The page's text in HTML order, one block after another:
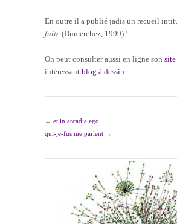
En outre il a publié jadis un recueil
fuite (Dumerchez, 1999) !
On peut consulter aussi en ligne son site
intéressant blog à dessin
← et in arcadia ego
qui-je-fus me parlent →